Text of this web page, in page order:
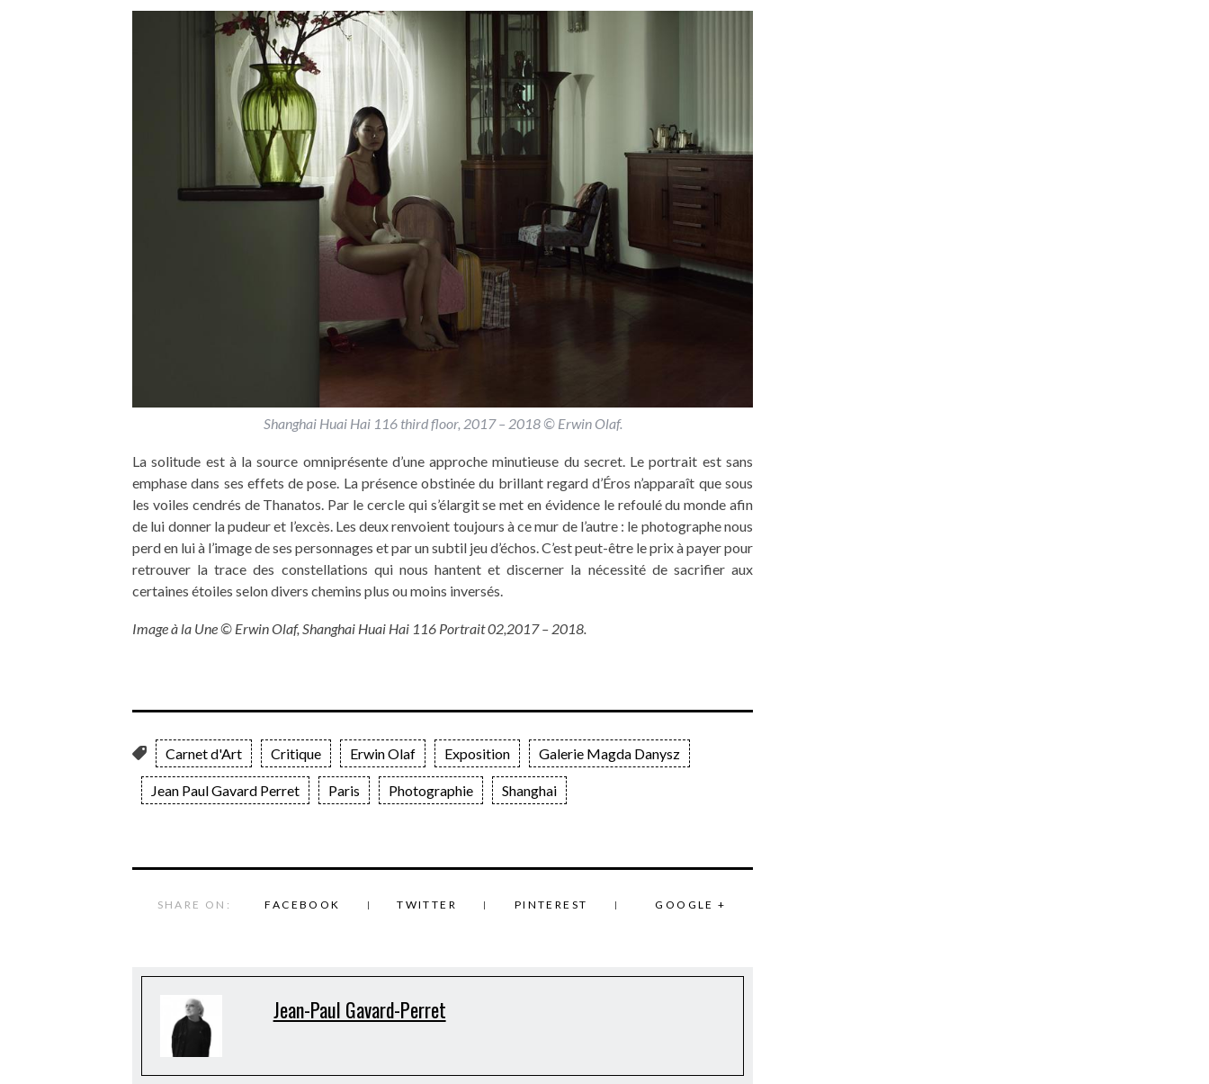
Shanghai Huai Hai 116 third floor, 2017 – 2018 © Erwin Olaf.
La solitude est à la source omniprésente d’une approche minutieuse du secret. Le portrait est sans
emphase dans ses effets de pose. La présence obstinée du brillant regard d’Éros n’apparaît que sous
les voiles cendrés de Thanatos. Par le cercle qui s’élargit se met en évidence le refoulé du monde afin
de lui donner la pudeur et l’excès. Les deux renvoient toujours à ce mur de l’autre : le photographe nous
perd en lui à l’image de ses personnages et par un subtil jeu d’échos. C’est peut-être le prix à payer pour
retrouver la trace des constellations qui nous hantent et discerner la nécessité de sacrifier aux
certaines étoiles selon divers chemins plus ou moins inversés.
Image à la Une © Erwin Olaf, Shanghai Huai Hai 116 Portrait 02,2017 – 2018.
Carnet d'Art Critique Erwin Olaf Exposition Galerie Magda Danysz
Jean Paul Gavard Perret Paris Photographie Shanghai
SHARE ON: FACEBOOK TWITTER PINTEREST GOOGLE +
Jean-Paul Gavard-Perret